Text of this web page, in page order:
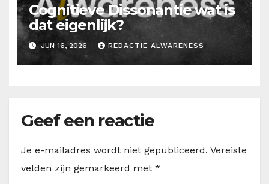
Cognitieve Dissonantie wat is
dat eigenlijk?
JUN 16, 2026 REDACTIE ALWARENESS
Geef een reactie
Je e-mailadres wordt niet gepubliceerd. Vereiste
velden zijn gemarkeerd met *